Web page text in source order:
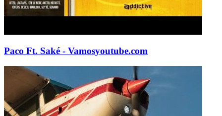
Paco Ft. Saké - Vamosyoutube.com